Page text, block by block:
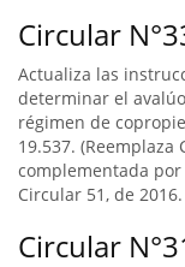
Circular
Actualiza las
determinar el
régimen de
19.537. (Reemplaza
complementada por
Circular 51, de 2016.
Circular